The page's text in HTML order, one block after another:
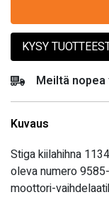
KYSY
Meiltä
Kuvaus
Stiga kiilahihna
oleva numero
moottori-